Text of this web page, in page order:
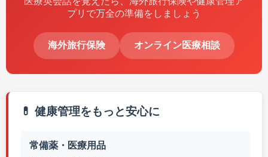
プリで万全の準備をしましょう
海外旅行保険 オンライン医療相談
💊 健康管理をもっと安心に
常備薬・医療用品